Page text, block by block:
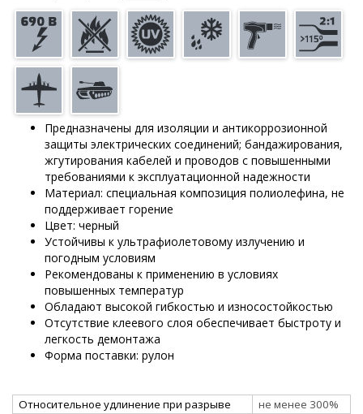
Предназначены для изоляции и антикоррозионной
защиты электрических соединений; бандажирования,
жгутирования кабелей и проводов с повышенными
требованиями к эксплуатационной надежности
Материал: специальная композиция полиолефина, не
поддерживает горение
Цвет: черный
Устойчивы к ультрафиолетовому излучению и
погодным условиям
Рекомендованы к применению в условиях
повышенных температур
Обладают высокой гибкостью и износостойкостью
Отсутствие клеевого слоя обеспечивает быстроту и
легкость демонтажа
Форма поставки: рулон
Относительное удлинение при разрыве
не менее 300%